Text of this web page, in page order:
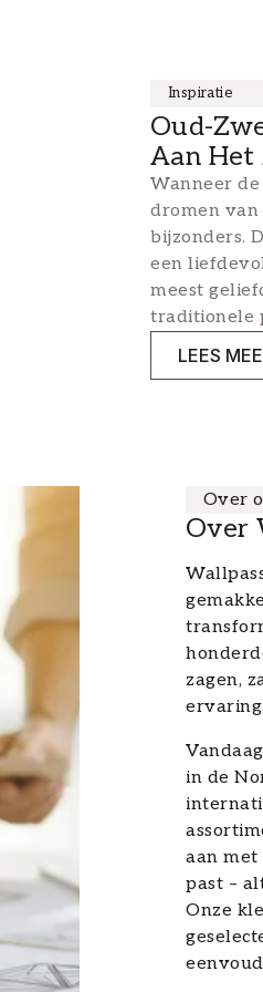
Inspiratie
Oud-
Aan Het
Wanneer
dromen van
bijzonders.
een
meest
traditionele
LEES
Over
Over
zagen,
in de
aan
past –
Onze